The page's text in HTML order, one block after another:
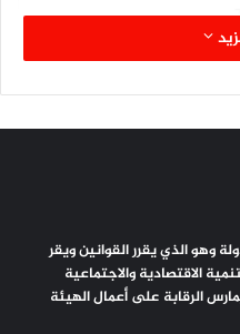
والصناعة
وهو الذي يقرر القوانين ويقر
الاقتصادية والاجتماعية
الرقابة على أعمال الهيئة